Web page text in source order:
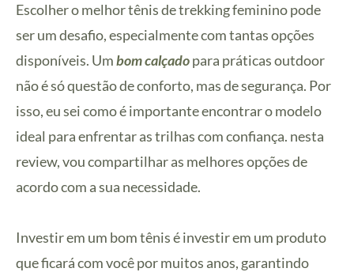
Escolher o melhor tênis de trekking feminino pode
ser um desafio, especialmente com tantas opções
disponíveis. Umbom calçadopara práticas outdoor
não é só questão de conforto, mas de segurança. Por
isso, eu sei como é importante encontrar o modelo
ideal para enfrentar as trilhas com confiança. nesta
review, vou compartilhar as melhores opções de
acordo com a sua necessidade.
Investir em um bom tênis é investir em um produto
que ficará com você por muitos anos, garantindo